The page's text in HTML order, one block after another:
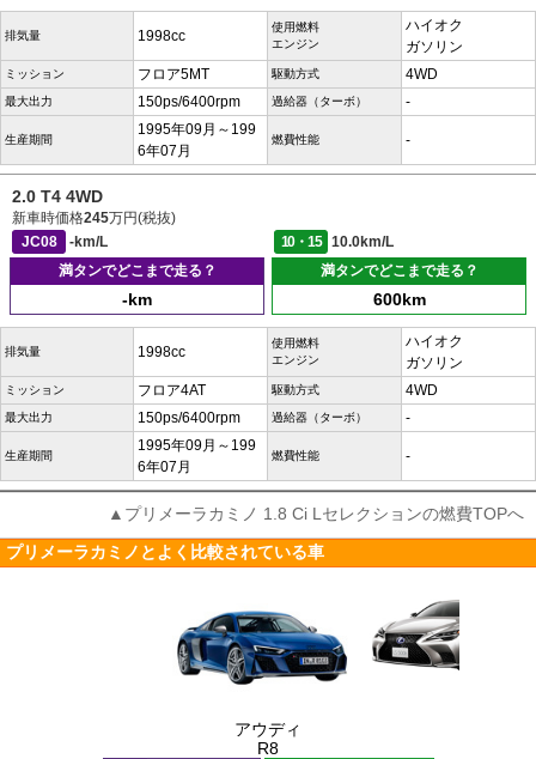
排気量 1998cc
使用燃料
エンジン
ハイオク
ガソリン
ミッション フロア5MT 駆動方式 4WD
最大出力 150ps/6400rpm 過給器（ターボ） -
生産期間
1995年09月～199
6年07月
燃費性能 -
2.0 T4 4WD
新車時価格245万円(税抜)
JC08
-km/L 10・15
10.0km/L
満タンでどこまで走る？
-km
満タンでどこまで走る？
600km
排気量 1998cc
使用燃料
エンジン
ハイオク
ガソリン
ミッション フロア4AT 駆動方式 4WD
最大出力 150ps/6400rpm 過給器（ターボ） -
生産期間
1995年09月～199
6年07月
燃費性能 -
▲プリメーラカミノ 1.8 Ci Lセレクションの燃費TOPへ
プリメーラカミノとよく比較されている車
アウディ
R8